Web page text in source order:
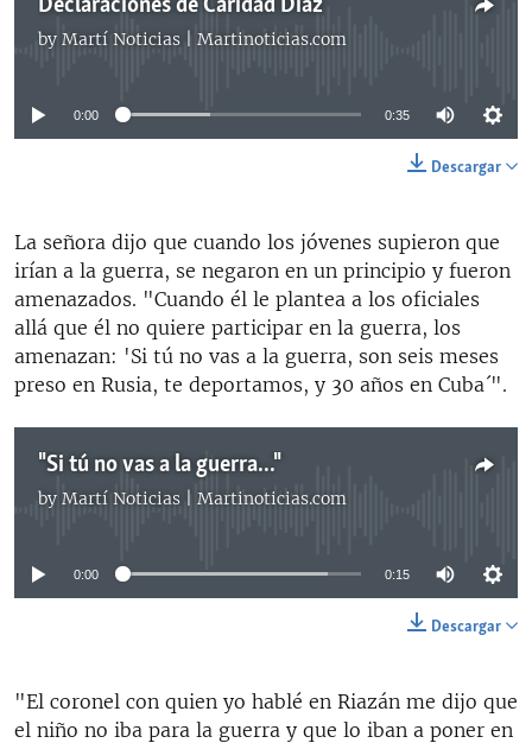
by Martí Noticias | Martinoticias.com
No media source currently available
0:00 0:35
Descargar
La señora dijo que cuando los jóvenes supieron que
irían a la guerra, se negaron en un principio y fueron
amenazados. "Cuando él le plantea a los oficiales
allá que él no quiere participar en la guerra, los
amenazan: 'Si tú no vas a la guerra, son seis meses
preso en Rusia, te deportamos, y 30 años en Cuba´".
"Si tú no vas a la guerra..."
by Martí Noticias | Martinoticias.com
No media source currently available
0:00 0:15
Descargar
"El coronel con quien yo hablé en Riazán me dijo que
el niño no iba para la guerra y que lo iban a poner en